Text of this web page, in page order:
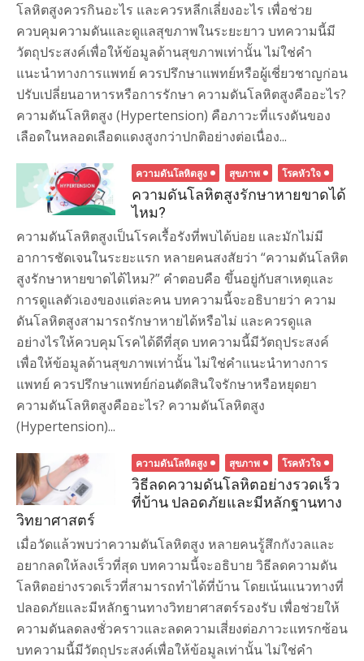
โลหิตสูงควรกินอะไร และควรหลีกเลี่ยงอะไร เพื่อช่วย
ควบคุมความดันและดูแลสุขภาพในระยะยาว บทความนี้มี
วัตถุประสงค์เพื่อให้ข้อมูลด้านสุขภาพเท่านั้น ไม่ใช่คำ
แนะนำทางการแพทย์ ควรปรึกษาแพทย์หรือผู้เชี่ยวชาญก่อน
ปรับเปลี่ยนอาหารหรือการรักษา ความดันโลหิตสูงคืออะไร?
ความดันโลหิตสูง (Hypertension) คือภาวะที่แรงดันของ
เลือดในหลอดเลือดแดงสูงกว่าปกติอย่างต่อเนื่อง...
ความดันโลหิตสูง สุขภาพ โรคหัวใจ
ความดันโลหิตสูงรักษาหายขาดได้
ไหม?
ความดันโลหิตสูงเป็นโรคเรื้อรังที่พบได้บ่อย และมักไม่มี
อาการชัดเจนในระยะแรก หลายคนสงสัยว่า “ความดันโลหิต
สูงรักษาหายขาดได้ไหม?” คำตอบคือ ขึ้นอยู่กับสาเหตุและ
การดูแลตัวเองของแต่ละคน บทความนี้จะอธิบายว่า ความ
ดันโลหิตสูงสามารถรักษาหายได้หรือไม่ และควรดูแล
อย่างไรให้ควบคุมโรคได้ดีที่สุด บทความนี้มีวัตถุประสงค์
เพื่อให้ข้อมูลด้านสุขภาพเท่านั้น ไม่ใช่คำแนะนำทางการ
แพทย์ ควรปรึกษาแพทย์ก่อนตัดสินใจรักษาหรือหยุดยา
ความดันโลหิตสูงคืออะไร? ความดันโลหิตสูง
(Hypertension)...
ความดันโลหิตสูง สุขภาพ โรคหัวใจ
วิธีลดความดันโลหิตอย่างรวดเร็ว
ที่บ้าน ปลอดภัยและมีหลักฐานทาง
วิทยาศาสตร์
เมื่อวัดแล้วพบว่าความดันโลหิตสูง หลายคนรู้สึกกังวลและ
อยากลดให้ลงเร็วที่สุด บทความนี้จะอธิบาย วิธีลดความดัน
โลหิตอย่างรวดเร็วที่สามารถทำได้ที่บ้าน โดยเน้นแนวทางที่
ปลอดภัยและมีหลักฐานทางวิทยาศาสตร์รองรับ เพื่อช่วยให้
ความดันลดลงชั่วคราวและลดความเสี่ยงต่อภาวะแทรกซ้อน
บทความนี้มีวัตถุประสงค์เพื่อให้ข้อมูลเท่านั้น ไม่ใช่คำ